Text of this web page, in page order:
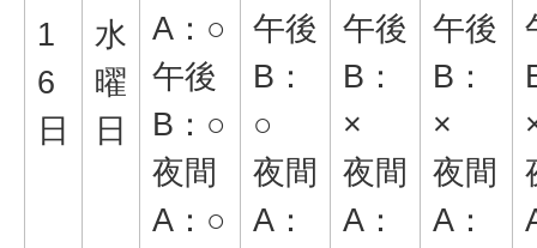
1
6
日
水
曜
日
A：○
午後
B：○
夜間
A：○
午後
B：
○
夜間
A：
午後
B：
×
夜間
A：
午後
B：
×
夜間
A：